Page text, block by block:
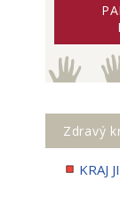
Zdravý
KRAJ